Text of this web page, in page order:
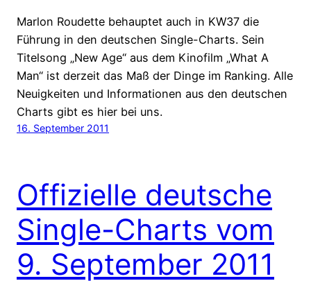
Marlon Roudette behauptet auch in KW37 die
Führung in den deutschen Single-Charts. Sein
Titelsong „New Age“ aus dem Kinofilm „What A
Man“ ist derzeit das Maß der Dinge im Ranking. Alle
Neuigkeiten und Informationen aus den deutschen
Charts gibt es hier bei uns.
16. September 2011
Offizielle deutsche
Single-Charts vom
9. September 2011